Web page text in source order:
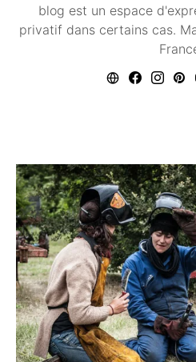
blog est un espace
privatif dans certains cas.